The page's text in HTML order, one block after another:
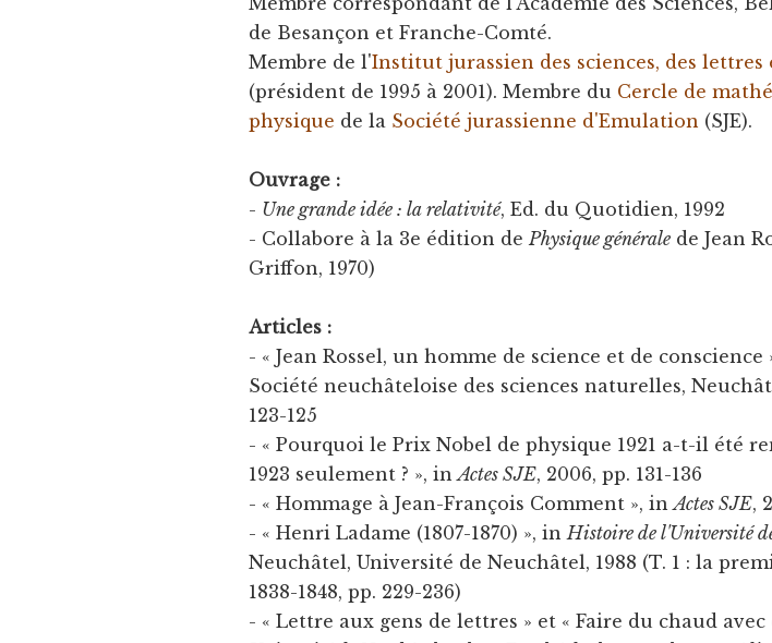
de Besançon et Franche-Comté.
Membre de l'Institut jurassien des sciences, des lettres
(président de 1995 à 2001). Membre du Cercle de
physique de la Société jurassienne d'Emulation (SJE).
Ouvrage :
- Une grande idée : la relativité, Ed. du Quotidien, 1992
- Collabore à la 3e édition de Physique générale de Jean
Griffon, 1970)
Articles :
- « Jean Rossel, un homme de science et de
Société neuchâteloise des sciences naturelles,
123-125
- « Pourquoi le Prix Nobel de physique 1921 a-t-il été
1923 seulement ? », inActes SJE, 2006, pp. 131-136
- « Hommage à Jean-François Comment », inActes SJE,
- « Henri Ladame (1807-1870) », in Histoire de l'Université
Neuchâtel, Université de Neuchâtel, 1988 (T. 1 : la
1838-1848, pp. 229-236)
- « Lettre aux gens de lettres » et « Faire du chaud